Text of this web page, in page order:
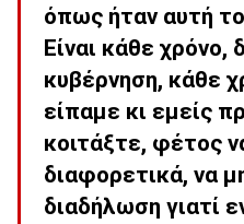
όπως ήταν αυτή
Είναι κάθε χρόνο,
κυβέρνηση, κάθε
είπαμε κι εμείς
κοιτάξτε, φέτος
διαφορετικά, να
διαδήλωση γιατί